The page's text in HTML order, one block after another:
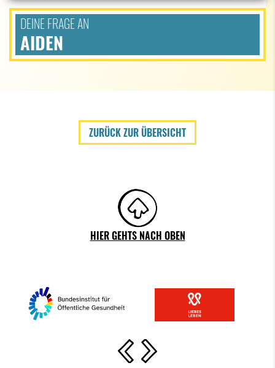
DEINE FRAGE AN
AIDEN
ZURÜCK ZUR ÜBERSICHT
HIER GEHTS NACH OBEN
Vorherige Slide
Nächste Slide